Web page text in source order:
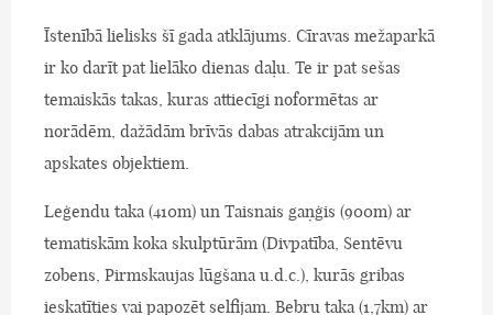
Īstenībā lielisks šī gada atklājums. Cīravas mežaparkā
ir ko darīt pat lielāko dienas daļu. Te ir pat sešas
temaiskās takas, kuras attiecīgi noformētas ar
norādēm, dažādām brīvās dabas atrakcijām un
apskates objektiem.
Leģendu taka (410m) un Taisnais gaņģis (900m) ar
tematiskām koka skulptūrām (Divpatība, Sentēvu
zobens, Pirmskaujas lūgšana u.d.c.), kurās gribas
ieskatīties vai papozēt selfijam. Bebru taka (1,7km) ar